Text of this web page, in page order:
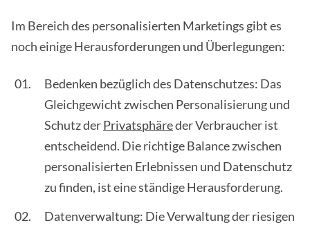
Im Bereich des personalisierten Marketings gibt es
noch einige Herausforderungen und Überlegungen:
Bedenken bezüglich des Datenschutzes: Das
Gleichgewicht zwischen Personalisierung und
Schutz derPrivatsphäreder Verbraucher ist
entscheidend. Die richtige Balance zwischen
personalisierten Erlebnissen und Datenschutz
zu finden, ist eine ständige Herausforderung.
Datenverwaltung: Die Verwaltung der riesigen